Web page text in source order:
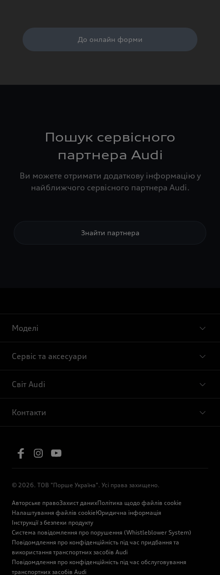
До онлайн форми
Пошук сервісного
партнера Audi
Ви можете отримати додаткову інформацію у
найближчого сервісного партнера Audi.
Знайти партнера
Моделі
Сервіс та аксесуари
Світ Audi
Контакти
© 2026. ТОВ "Порше Україна". Усі права захищено.
Авторське правоЗахист данихПолітика щодо файлів cookie
Налаштування файлів cookieЮридична інформація
Інструкції з безпеки продукту
Система повідомлення про порушення (Whistleblower System)
Повідомдлення про конфіденційність під час придбання та
використання транспортних засобів Audi
Повідомдлення про конфіденційність під час обслуговування
транспортних засобів Audi